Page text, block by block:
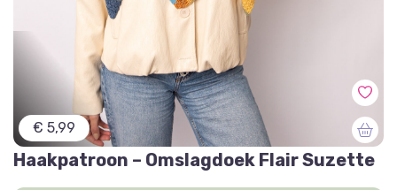
€ 5,99
Haakpatroon – Omslagdoek Flair Suzette